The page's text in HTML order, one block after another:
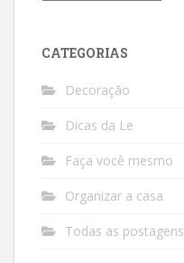
CATEGORIAS
Decoração
Dicas da Le
Faça você mesmo
Organizar a casa
Todas as postagens